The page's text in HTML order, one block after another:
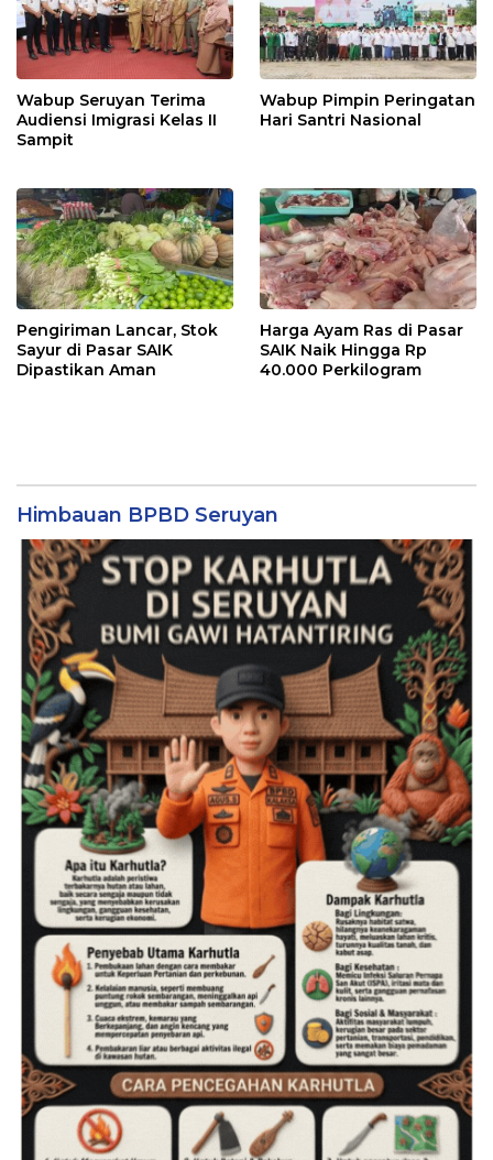
Wabup Seruyan Terima
Audiensi Imigrasi Kelas II
Sampit
Wabup Pimpin Peringatan
Hari Santri Nasional
Pengiriman Lancar, Stok
Sayur di Pasar SAIK
Dipastikan Aman
Harga Ayam Ras di Pasar
SAIK Naik Hingga Rp
40.000 Perkilogram
Himbauan BPBD Seruyan